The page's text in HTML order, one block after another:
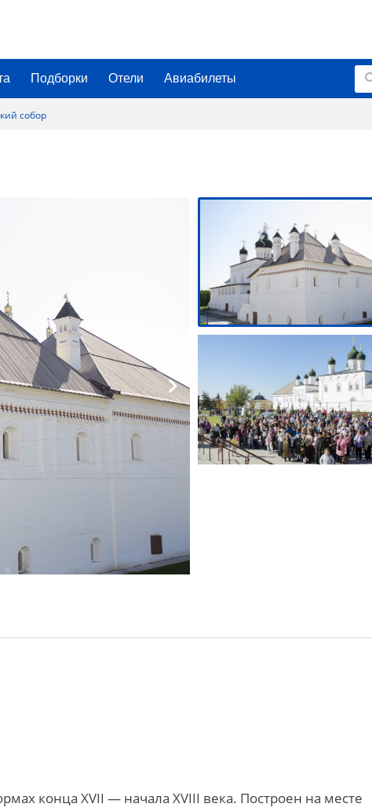
Подборки Отели Авиабилеты
собор
конца XVII — начала XVIII века. Построен на месте